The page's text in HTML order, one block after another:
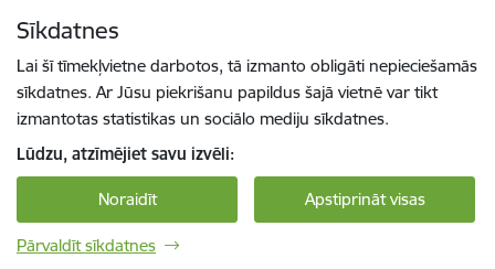
Sīkdatnes
Lai šī tīmekļvietne darbotos, tā izmanto obligāti nepieciešamās
sīkdatnes. Ar Jūsu piekrišanu papildus šajā vietnē var tikt
izmantotas statistikas un sociālo mediju sīkdatnes.
Lūdzu, atzīmējiet savu izvēli:
Noraidīt Apstiprināt visas
Pārvaldīt sīkdatnes